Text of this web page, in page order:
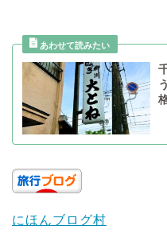
にほんブログ村